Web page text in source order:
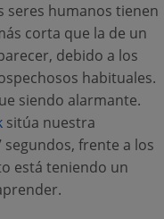
seres humanos tienen
corta que la de un
debido a los
habituales.
siendo alarmante.
sitúa nuestra
frente a los
está teniendo un